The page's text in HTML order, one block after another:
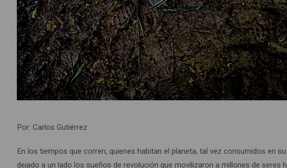
Por: Carlos Gutiérrez
En los tiempos que corren, quienes habitan el planeta, tal vez consumidos en
dejado a un lado los sueños de revolución que movilizaron a millones de